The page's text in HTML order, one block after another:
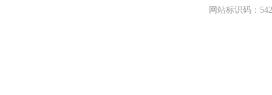
网站标识码：